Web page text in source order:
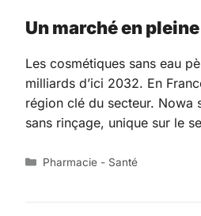
Un marché en
Les cosmétiques sans eau
milliards d’ici 2032. En
région clé du secteur. Nowa
sans rinçage, unique sur le
Catégories
Pharmacie - Santé